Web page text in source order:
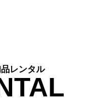
レンタル